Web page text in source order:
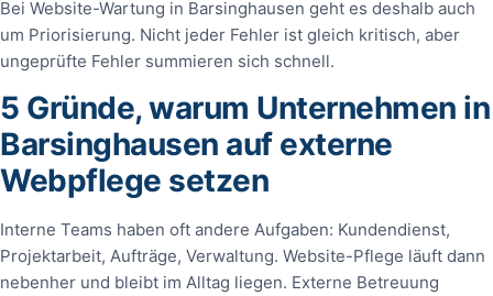
Bei Website-Wartung in Barsinghausen geht es deshalb auch
um Priorisierung. Nicht jeder Fehler ist gleich kritisch, aber
ungeprüfte Fehler summieren sich schnell.
5 Gründe, warum Unternehmen in
Barsinghausen auf externe
Webpflege setzen
Interne Teams haben oft andere Aufgaben: Kundendienst,
Projektarbeit, Aufträge, Verwaltung. Website-Pflege läuft dann
nebenher und bleibt im Alltag liegen. Externe Betreuung